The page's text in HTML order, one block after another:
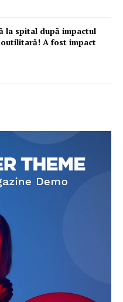
la spital după impactul
A fost impact